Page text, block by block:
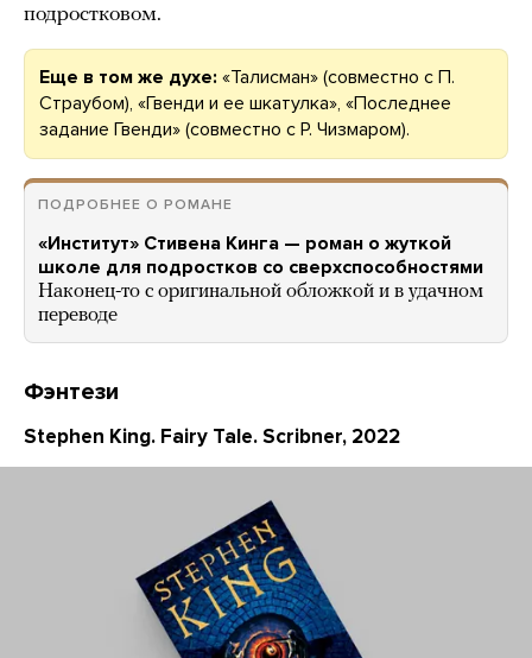
подростковом.
Еще в том же духе: «Талисман» (совместно с П.
Страубом), «Гвенди и ее шкатулка», «Последнее
задание Гвенди» (совместно с Р. Чизмаром).
ПОДРОБНЕЕ О РОМАНЕ
«Институт» Стивена Кинга — роман о жуткой
школе для подростков со сверхспособностями
Наконец-то с оригинальной обложкой и в удачном
переводе
Фэнтези
Stephen King. Fairy Tale. Scribner, 2022